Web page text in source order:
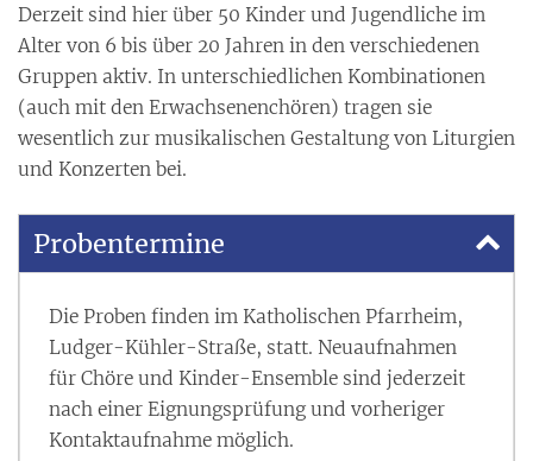
Derzeit sind hier über 50 Kinder und Jugendliche im
Alter von 6 bis über 20 Jahren in den verschiedenen
Gruppen aktiv. In unterschiedlichen Kombinationen
(auch mit den Erwachsenenchören) tragen sie
wesentlich zur musikalischen Gestaltung von Liturgien
und Konzerten bei.
Probentermine
Die Proben finden im Katholischen Pfarrheim,
Ludger-Kühler-Straße, statt. Neuaufnahmen
für Chöre und Kinder-Ensemble sind jederzeit
nach einer Eignungsprüfung und vorheriger
Kontaktaufnahme möglich.